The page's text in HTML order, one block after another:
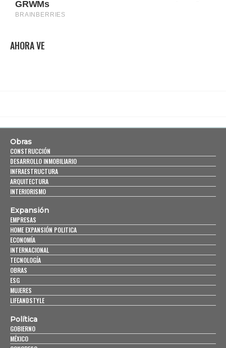
AHORA VE
Obras
CONSTRUCCIÓN
DESARROLLO INMOBILIARIO
INFRAESTRUCTURA
ARQUITECTURA
INTERIORISMO
Expansión
EMPRESAS
HOME EXPANSIÓN POLITICA
ECONOMÍA
INTERNACIONAL
TECNOLOGÍA
OBRAS
ESG
MUJERES
LIFEANDSTYLE
Política
GOBIERNO
MÉXICO